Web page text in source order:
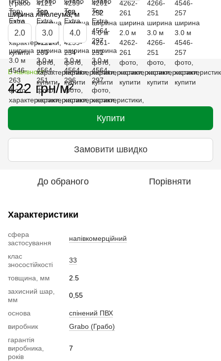
ширина лінолеума, м
2.0 3.0 4.0
В наявності
422 грн/м²
Купити
Замовити швидко
До обраного Порівняти
Характеристики
сфера
застосування
напівкомерційний
клас
зносостійкості
33
товщина, мм
2.5
захисний шар,
мм
0,55
основа
спінений ПВХ
виробник
Grabo (Грабо)
гарантія
виробника,
років
7